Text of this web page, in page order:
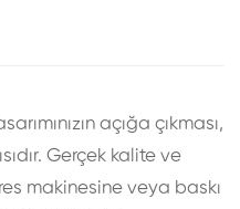
açığa çıkması,
Gerçek kalite ve
makinesine veya baskı